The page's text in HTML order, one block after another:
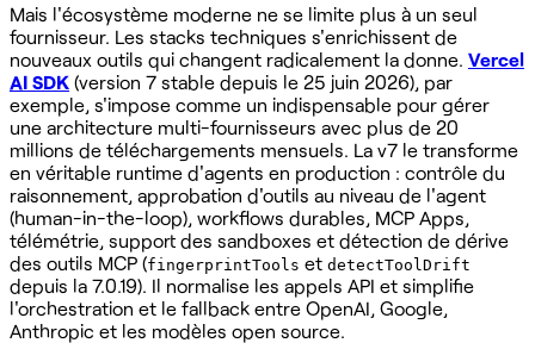
Mais l'écosystème moderne ne se limite plus à un seul
fournisseur. Les stacks techniques s'enrichissent de
nouveaux outils qui changent radicalement la donne. Vercel
AI SDK (version 7 stable depuis le 25 juin 2026), par
exemple, s'impose comme un indispensable pour gérer
une architecture multi-fournisseurs avec plus de 20
millions de téléchargements mensuels. La v7 le transforme
en véritable runtime d'agents en production : contrôle du
raisonnement, approbation d'outils au niveau de l'agent
(human-in-the-loop), workflows durables, MCP Apps,
télémétrie, support des sandboxes et détection de dérive
des outils MCP (fingerprintTools et detectToolDrift
depuis la 7.0.19). Il normalise les appels API et simplifie
l'orchestration et le fallback entre OpenAI, Google,
Anthropic et les modèles open source.